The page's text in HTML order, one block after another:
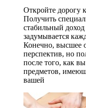
Откройте дорогу
Получить
стабильный
задумывается
Конечно, высшее
перспектив, но
после того, как
предметов,
вашей